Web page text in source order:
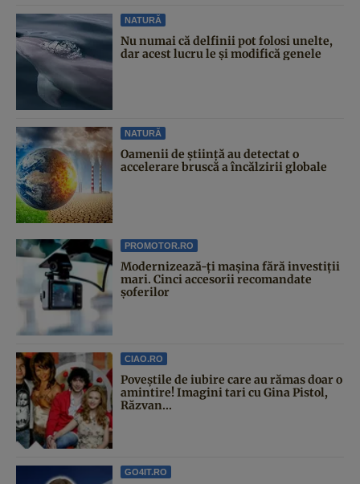
NATURĂ
Nu numai că delfinii pot folosi unelte,
dar acest lucru le și modifică genele
NATURĂ
Oamenii de știință au detectat o
accelerare bruscă a încălzirii globale
PROMOTOR.RO
Modernizează-ți mașina fără investiții
mari. Cinci accesorii recomandate
șoferilor
CIAO.RO
Poveştile de iubire care au rămas doar o
amintire! Imagini tari cu Gina Pistol,
Răzvan...
GO4IT.RO